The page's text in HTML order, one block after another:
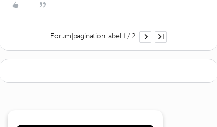
Forum|pagination.label 1 / 2